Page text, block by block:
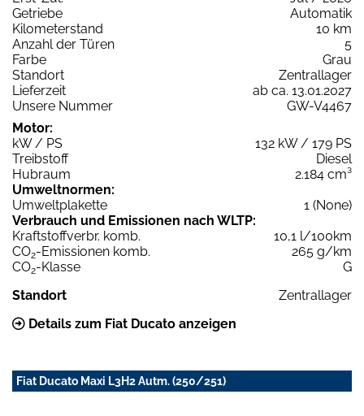
Getriebe
Automatik
Kilometerstand
10 km
Anzahl der Türen
5
Farbe
Grau
Standort
Zentrallager
Lieferzeit
ab ca. 13.01.2027
Unsere Nummer
GW-V4467
Motor:
kW / PS
132 kW / 179 PS
Treibstoff
Diesel
Hubraum
2.184 cm³
Umweltnormen:
Umweltplakette
1 (None)
Verbrauch und Emissionen nach WLTP:
Kraftstoffverbr. komb.
10,1 l/100km
CO2-Emissionen komb.
265 g/km
CO2-Klasse
G
Standort
Zentrallager
Details zum Fiat Ducato anzeigen
Fiat Ducato Maxi L3H2 Autm. (250/251)